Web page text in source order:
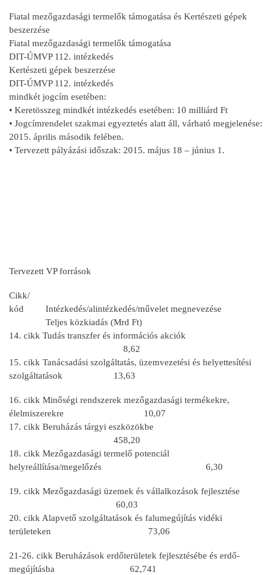
Fiatal mezőgazdasági termelők támogatása és Kertészeti gépek
beszerzése
Fiatal mezőgazdasági termelők támogatása
DIT-ÚMVP 112. intézkedés
Kertészeti gépek beszerzése
DIT-ÚMVP 112. intézkedés
mindkét jogcím esetében:
• Keretösszeg mindkét intézkedés esetében: 10 milliárd Ft
• Jogcímrendelet szakmai egyeztetés alatt áll, várható megjelenése:
2015. április második felében.
• Tervezett pályázási időszak: 2015. május 18 – június 1.
Tervezett VP források
Cikk/
kód Intézkedés/alintézkedés/művelet megnevezése
Teljes közkiadás (Mrd Ft)
14. cikk Tudás transzfer és információs akciók
8,62
15. cikk Tanácsadási szolgáltatás, üzemvezetési és helyettesítési
szolgáltatások 13,63
16. cikk Minőségi rendszerek mezőgazdasági termékekre,
élelmiszerekre 10,07
17. cikk Beruházás tárgyi eszközökbe
458,20
18. cikk Mezőgazdasági termelő potenciál
helyreállítása/megelőzés 6,30
19. cikk Mezőgazdasági üzemek és vállalkozások fejlesztése
60,03
20. cikk Alapvető szolgáltatások és falumegújítás vidéki
területeken 73,06
21-26. cikk Beruházások erdőterületek fejlesztésébe és erdő-
megújításba 62,741